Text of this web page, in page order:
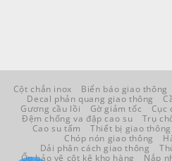
Cột chắn inox Biển báo giao thông
Decal phản quang giao thông
Gương cầu lồi
Gờ giảm tốc Cục
Đệm chống va đập cao su
Trụ
Cao su tấm
Thiết bị giao thông
Chóp nón giao thông
Dải phân cách giao thông
Ốp bảo vệ cột kệ kho hàng
Nắp